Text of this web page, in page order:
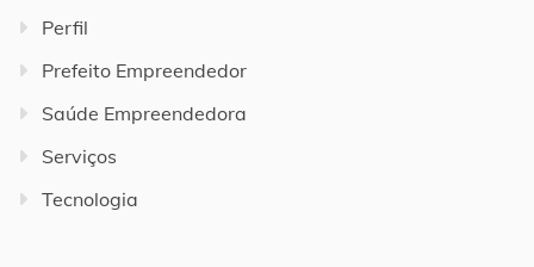
Perfil
Prefeito Empreendedor
Saúde Empreendedora
Serviços
Tecnologia